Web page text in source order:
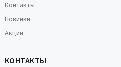
Контакты
Новинки
Акции
КОНТАКТЫ